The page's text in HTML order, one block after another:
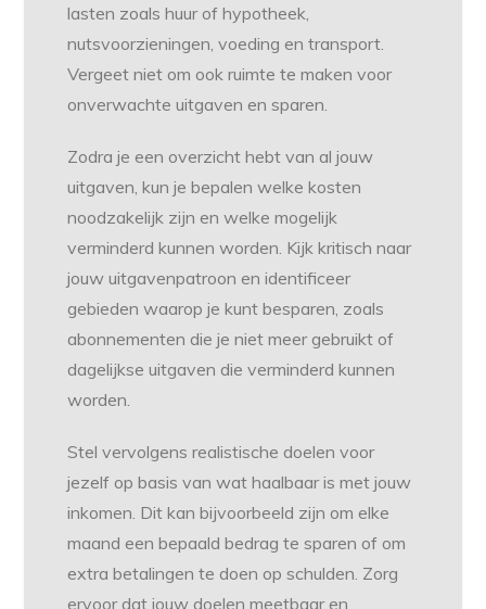
lasten zoals huur of hypotheek,
nutsvoorzieningen, voeding en transport.
Vergeet niet om ook ruimte te maken voor
onverwachte uitgaven en sparen.
Zodra je een overzicht hebt van al jouw
uitgaven, kun je bepalen welke kosten
noodzakelijk zijn en welke mogelijk
verminderd kunnen worden. Kijk kritisch naar
jouw uitgavenpatroon en identificeer
gebieden waarop je kunt besparen, zoals
abonnementen die je niet meer gebruikt of
dagelijkse uitgaven die verminderd kunnen
worden.
Stel vervolgens realistische doelen voor
jezelf op basis van wat haalbaar is met jouw
inkomen. Dit kan bijvoorbeeld zijn om elke
maand een bepaald bedrag te sparen of om
extra betalingen te doen op schulden. Zorg
ervoor dat jouw doelen meetbaar en